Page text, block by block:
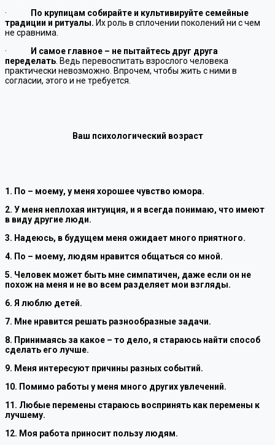
·
По крупицам собирайте и культивируйте семейные
традиции и ритуалы. Их роль в сплочении поколений ни с чем
не сравнима.
·
И самое главное – не пытайтесь друг друга
переделать . Ведь перевоспитать взрослого человека
практически невозможно. Впрочем, чтобы жить с ними в
согласии, этого и не требуется.
Ваш психологический возраст
1. По – моему, у меня хорошее чувство юмора.
2. У меня неплохая интуиция, и я всегда понимаю, что имеют
в виду другие люди.
3. Надеюсь, в будущем меня ожидает много приятного.
4. По – моему, людям нравится общаться со мной.
5. Человек может быть мне симпатичен, даже если он не
похож на меня и не во всем разделяет мои взгляды.
6. Я люблю детей.
7. Мне нравится решать разнообразные задачи.
8. Принимаясь за какое – то дело, я стараюсь найти способ
сделать его лучше.
9. Меня интересуют причины разных событий.
10. Помимо работы у меня много других увлечений.
11. Любые перемены стараюсь воспринять как перемены к
лучшему.
12. Моя работа приносит пользу людям.